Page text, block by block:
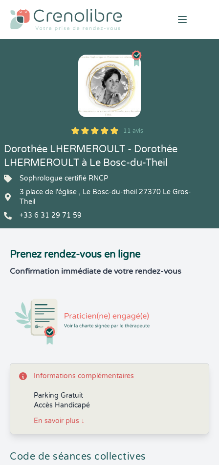
Open
5
1
5
11 11 avis
Dorothée LHERMEROULT - Dorothée
LHERMEROULT à Le Bosc-du-Theil
Sophrologue certifié RNCP
3 place de l'église , Le Bosc-du-theil 27370 Le Gros-
Theil
+33 6 31 29 71 59
Prenez rendez-vous en ligne
Confirmation immédiate de votre rendez-vous
Informations complémentaires
Parking Gratuit
Accès Handicapé
En savoir plus ↓
Code de séances collectives